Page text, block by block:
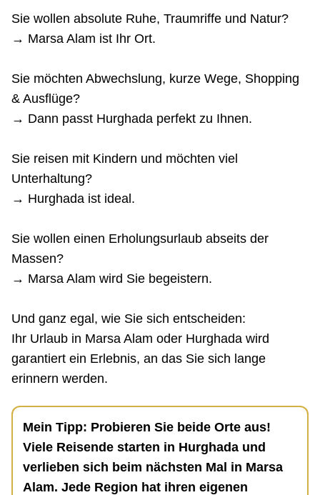
Sie wollen absolute Ruhe, Traumriffe und Natur?
→ Marsa Alam ist Ihr Ort.
Sie möchten Abwechslung, kurze Wege, Shopping
& Ausflüge?
→ Dann passt Hurghada perfekt zu Ihnen.
Sie reisen mit Kindern und möchten viel
Unterhaltung?
→ Hurghada ist ideal.
Sie wollen einen Erholungsurlaub abseits der
Massen?
→ Marsa Alam wird Sie begeistern.
Und ganz egal, wie Sie sich entscheiden:
Ihr Urlaub in Marsa Alam oder Hurghada wird
garantiert ein Erlebnis, an das Sie sich lange
erinnern werden.
Mein Tipp: Probieren Sie beide Orte aus!
Viele Reisende starten in Hurghada und
verlieben sich beim nächsten Mal in Marsa
Alam. Jede Region hat ihren eigenen